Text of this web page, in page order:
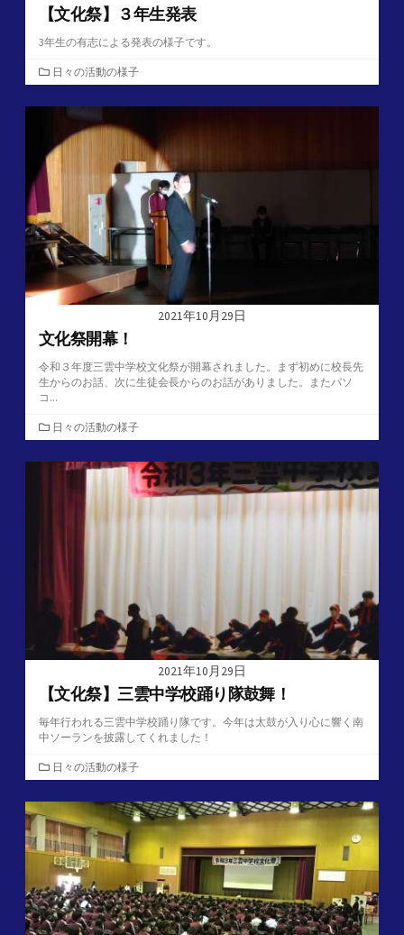
【文化祭】３年生発表
3年生の有志による発表の様子です。
カ
テ
ゴ
日々の活動の様子
2021年10月29日
文化祭開幕！
令和３年度三雲中学校文化祭が開幕されました。まず初めに校長先
生からのお話、次に生徒会長からのお話がありました。またバソ
コ...
カ
テ
ゴ
日々の活動の様子
2021年10月29日
【文化祭】三雲中学校踊り隊鼓舞！
毎年行われる三雲中学校踊り隊です。今年は太鼓が入り心に響く南
中ソーランを披露してくれました！
カ
テ
ゴ
リ
ー
日々の活動の様子